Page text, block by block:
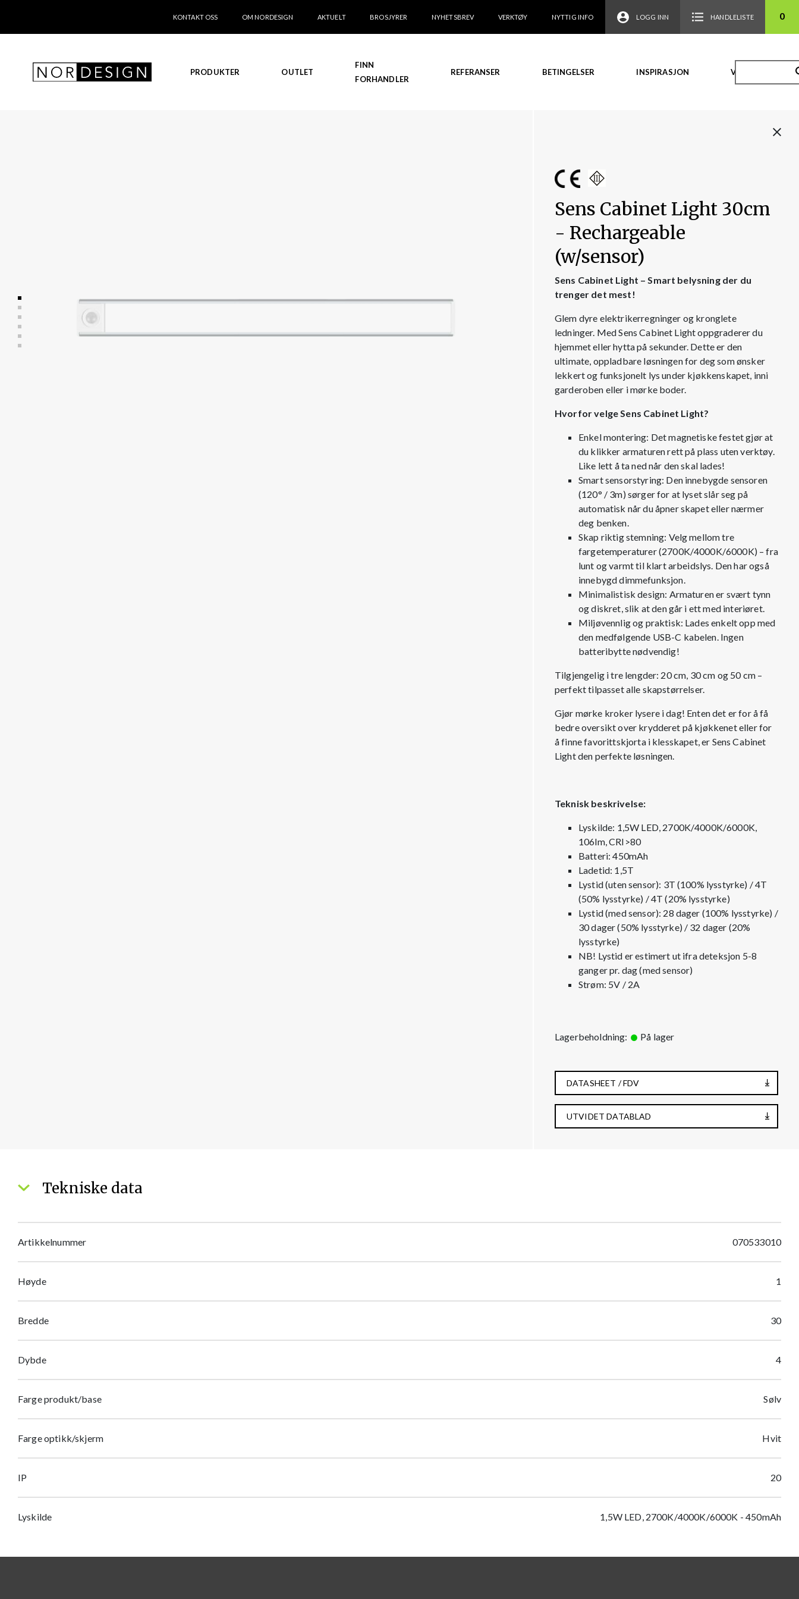
KONTAKT OSS OM NORDESIGN AKTUELT BROSJYRER NYHETSBREV VERKTØY NYTTIG INFO LOGG INN HANDLELISTE 0
PRODUKTER OUTLET
FINN
FORHANDLER
REFERANSER BETINGELSER INSPIRASJON VIDEO
Sens Cabinet Light 30cm
- Rechargeable
(w/sensor)
Sens Cabinet Light – Smart belysning der du
trenger det mest!
Glem dyre elektrikerregninger og kronglete
ledninger. Med Sens Cabinet Light oppgraderer du
hjemmet eller hytta på sekunder. Dette er den
ultimate, oppladbare løsningen for deg som ønsker
lekkert og funksjonelt lys under kjøkkenskapet, inni
garderoben eller i mørke boder.
Hvorfor velge Sens Cabinet Light?
Enkel montering: Det magnetiske festet gjør at
du klikker armaturen rett på plass uten verktøy.
Like lett å ta ned når den skal lades!
Smart sensorstyring: Den innebygde sensoren
(120° / 3m) sørger for at lyset slår seg på
automatisk når du åpner skapet eller nærmer
deg benken.
Skap riktig stemning: Velg mellom tre
fargetemperaturer (2700K/4000K/6000K) – fra
lunt og varmt til klart arbeidslys. Den har også
innebygd dimmefunksjon.
Minimalistisk design: Armaturen er svært tynn
og diskret, slik at den går i ett med interiøret.
Miljøvennlig og praktisk: Lades enkelt opp med
den medfølgende USB-C kabelen. Ingen
batteribytte nødvendig!
Tilgjengelig i tre lengder: 20 cm, 30 cm og 50 cm –
perfekt tilpasset alle skapstørrelser.
Gjør mørke kroker lysere i dag! Enten det er for å få
bedre oversikt over krydderet på kjøkkenet eller for
å finne favorittskjorta i klesskapet, er Sens Cabinet
Light den perfekte løsningen.
Teknisk beskrivelse:
Lyskilde: 1,5W LED, 2700K/4000K/6000K,
106lm, CRI>80
Batteri: 450mAh
Ladetid: 1,5T
Lystid (uten sensor): 3T (100% lysstyrke) / 4T
(50% lysstyrke) / 4T (20% lysstyrke)
Lystid (med sensor): 28 dager (100% lysstyrke) /
30 dager (50% lysstyrke) / 32 dager (20%
lysstyrke)
NB! Lystid er estimert ut ifra deteksjon 5-8
ganger pr. dag (med sensor)
Strøm: 5V / 2A
Lagerbeholdning: På lager
DATASHEET / FDV
UTVIDET DATABLAD
Tekniske data
Artikkelnummer 070533010
Høyde 1
Bredde 30
Dybde 4
Farge produkt/base Sølv
Farge optikk/skjerm Hvit
IP 20
Lyskilde 1,5W LED, 2700K/4000K/6000K - 450mAh